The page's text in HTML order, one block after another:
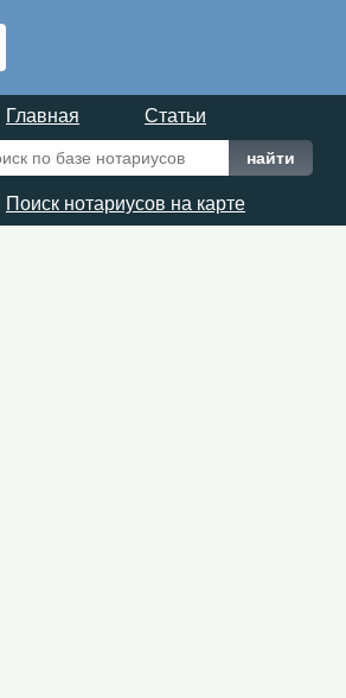
Главная Статьи
Поиск нотариусов на карте